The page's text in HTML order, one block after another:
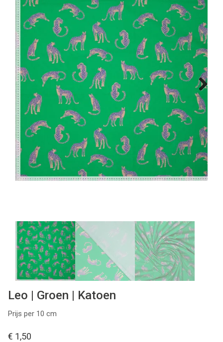
Patronen
Naaimachines
Workshops
Tips & tricks
Cadeaubon
Solden
Contact
Next
Leo | Groen | Katoen
Prijs per 10 cm
€ 1,50